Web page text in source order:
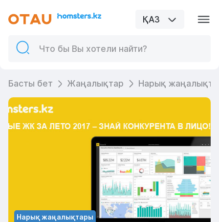
ҚАЗ
Басты бет Жаңалықтар Нарық
Нарық жаңалықтары